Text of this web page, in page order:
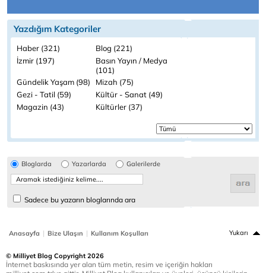
Yazdığım Kategoriler
Haber (321)
Blog (221)
İzmir (197)
Basın Yayın / Medya
(101)
Gündelik Yaşam (98)
Mizah (75)
Gezi - Tatil (59)
Kültür - Sanat (49)
Magazin (43)
Kültürler (37)
Bloglarda Yazarlarda Galerilerde
Sadece bu yazarın bloglarında ara
Anasayfa | Bize Ulaşın | Kullanım Koşulları Yukarı
© Milliyet Blog Copyright 2026
İnternet baskısında yer alan tüm metin, resim ve içeriğin hakları